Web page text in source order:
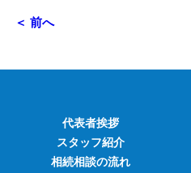
＜ 前へ
代表者挨拶
スタッフ紹介
相続相談の流れ